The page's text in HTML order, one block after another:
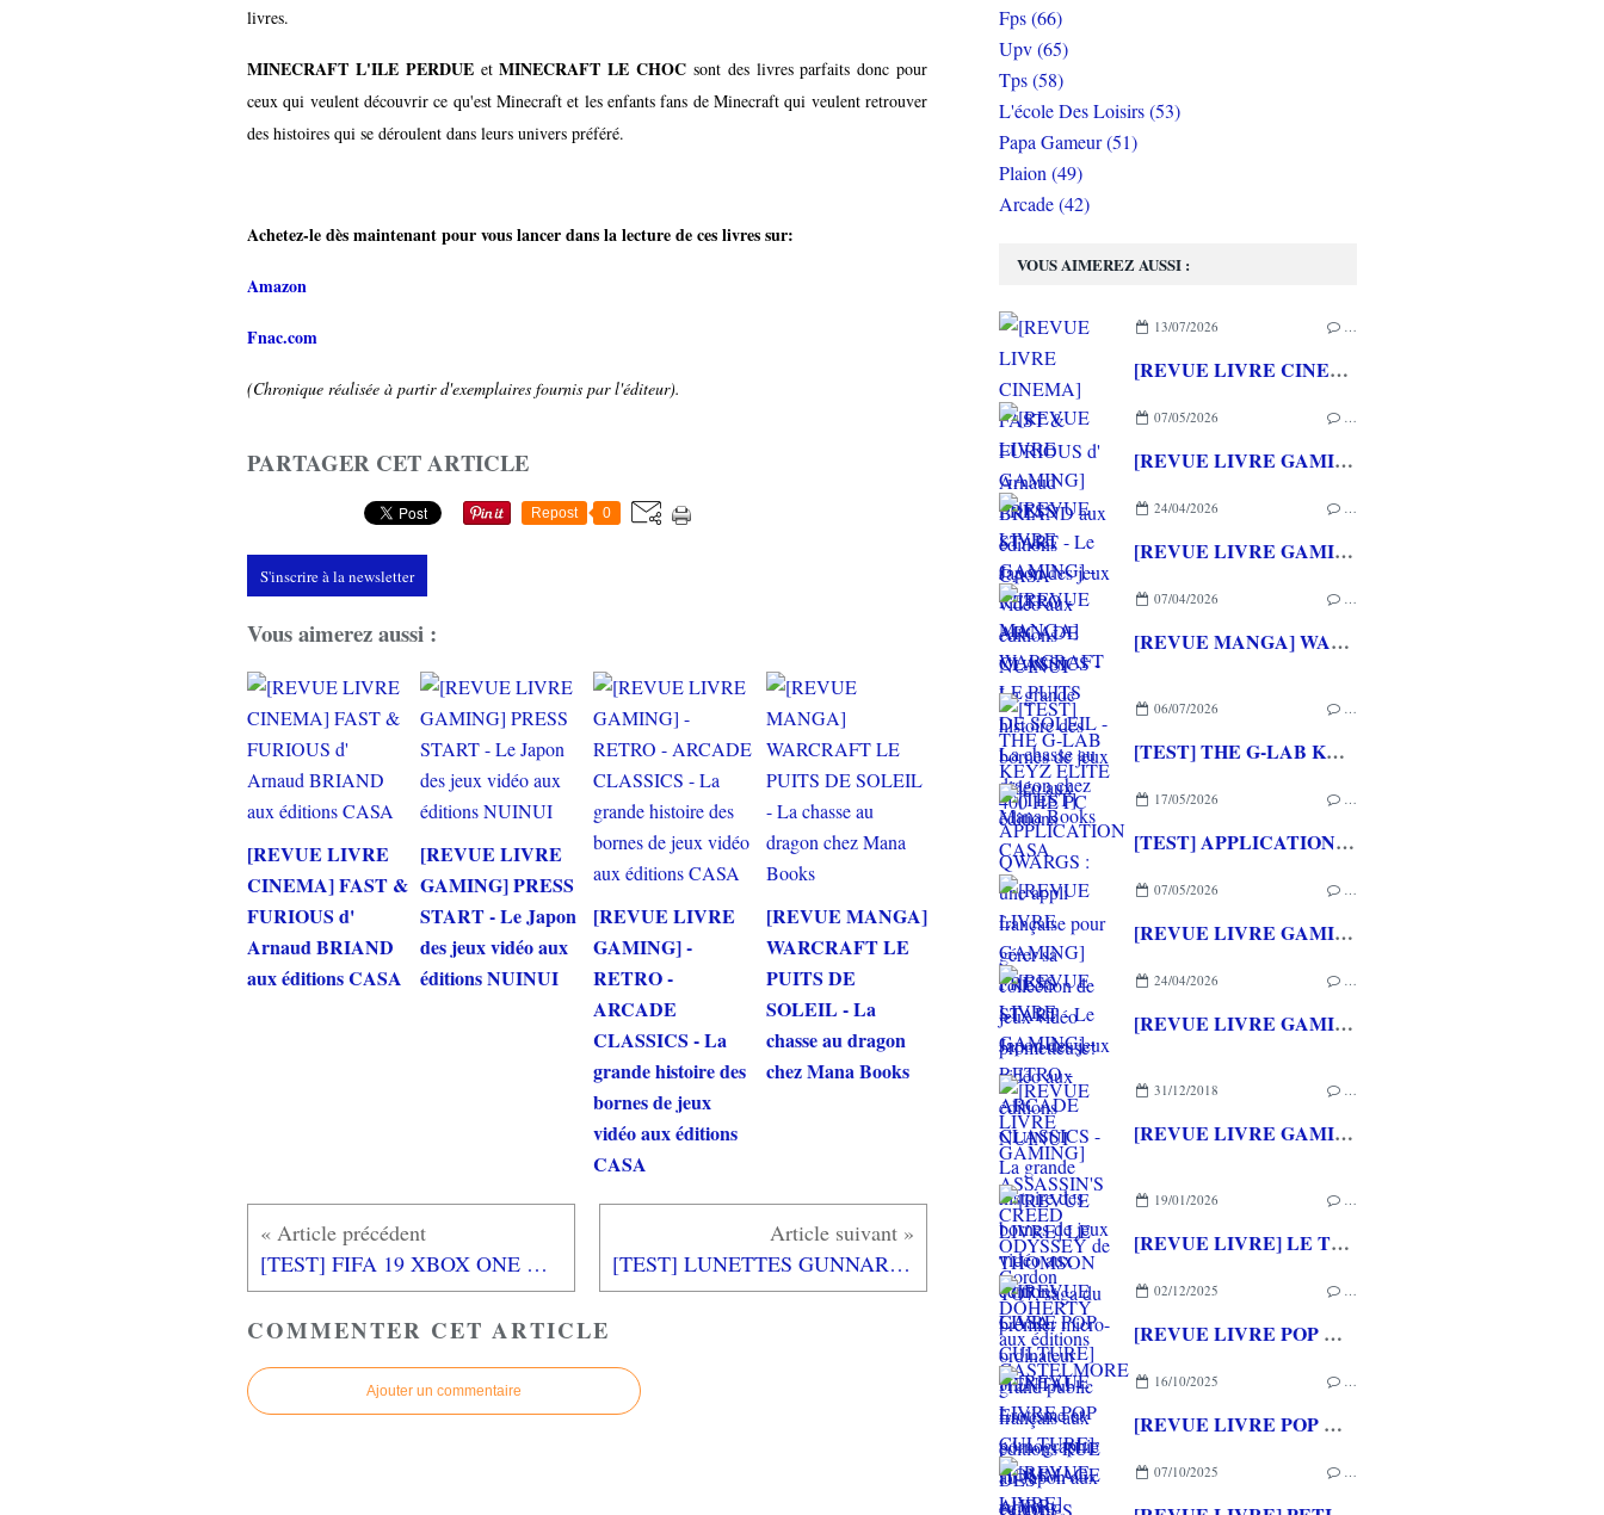
livres.
MINECRAFT L'ILE PERDUEetMINECRAFT LE CHOC sont des livres parfaits donc pour
ceux qui veulent découvrir ce qu'est Minecraft et les enfants fans de Minecraft qui veulent retrouver
des histoires qui se déroulent dans leurs univers préféré.
Achetez-le dès maintenant pour vous lancer dans la lecture de ces livres sur:
Amazon
Fnac.com
(Chronique réalisée à partir d'exemplaires fournis par l'éditeur).
PARTAGER CET ARTICLE
Repost 0
S'inscrire à la newsletter
Vous aimerez aussi :
[REVUE LIVRE
CINEMA] FAST &
FURIOUS d'
Arnaud BRIAND
aux éditions CASA
[REVUE LIVRE
GAMING] PRESS
START - Le Japon
des jeux vidéo aux
éditions NUINUI
[REVUE LIVRE
GAMING] -
RETRO -
ARCADE
CLASSICS - La
grande histoire des
bornes de jeux
vidéo aux éditions
CASA
[REVUE MANGA]
WARCRAFT LE
PUITS DE
SOLEIL - La
chasse au dragon
chez Mana Books
[TEST] FIFA 19 XBOX ONE X : à la limite du hors-jeu? [TEST] LUNETTES GUNNAR VAYPER
COMMENTER CET ARTICLE
Ajouter un commentaire
VOUS AIMEREZ AUSSI :
13/07/2026 …
[REVUE LIVRE CINEMA] FAST & FURIOUS d' Arnaud BRIAND aux éditions CASA
07/05/2026 …
[REVUE LIVRE GAMING] PRESS START - Le Japon des jeux vidéo aux éditions NUINUI
24/04/2026 …
[REVUE LIVRE GAMING] - RETRO - ARCADE CLASSICS - La grande histoire des bornes de jeux vidéo aux éditions CASA
07/04/2026 …
[REVUE MANGA] WARCRAFT LE PUITS DE SOLEIL - La chasse au dragon chez Mana Books
06/07/2026 …
[TEST] THE G-LAB KEYZ ELITE 400 HE PC
17/05/2026 …
[TEST] APPLICATION QWARGS : une appli française pour gérer sa collection de jeux vidéo prometteuse!
07/05/2026 …
[REVUE LIVRE GAMING] PRESS START - Le Japon des jeux vidéo aux éditions NUINUI
24/04/2026 …
[REVUE LIVRE GAMING] - RETRO - ARCADE CLASSICS - La grande histoire des bornes de jeux vidéo aux éditions CASA
31/12/2018 …
[REVUE LIVRE GAMING] ASSASSIN'S CREED ODYSSEY de Gordon DOHERTY aux éditions CASTELMORE
19/01/2026 …
[REVUE LIVRE] LE THOMSON TO7, saga du premier micro-ordinateur grand public français aux éditions RUE DES ECOLES SUPERIEUR
02/12/2025 …
[REVUE LIVRE POP CULTURE] HENTAI - Erotisme et pornographie au Japon aux éditions YNNIS
16/10/2025 …
[REVUE LIVRE POP CULTURE] HOMMAGE A JRR TOLKIEN - Promenade en terre du milieu aux éditions YNNIS
07/10/2025 …
Fps (66)
Upv (65)
Tps (58)
L'école Des Loisirs (53)
Papa Gameur (51)
Plaion (49)
Arcade (42)